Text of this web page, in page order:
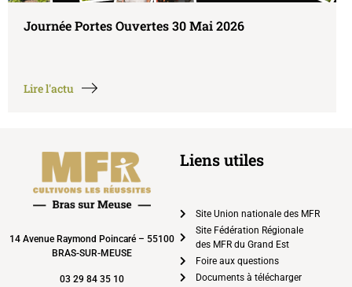
Journée Portes Ouvertes 30 Mai 2026
Lire l'actu
14 Avenue Raymond Poincaré – 55100
BRAS-SUR-MEUSE
03 29 84 35 10
Liens utiles
Site Union nationale des MFR
Site Fédération Régionale
des MFR du Grand Est
Foire aux questions
Documents à télécharger